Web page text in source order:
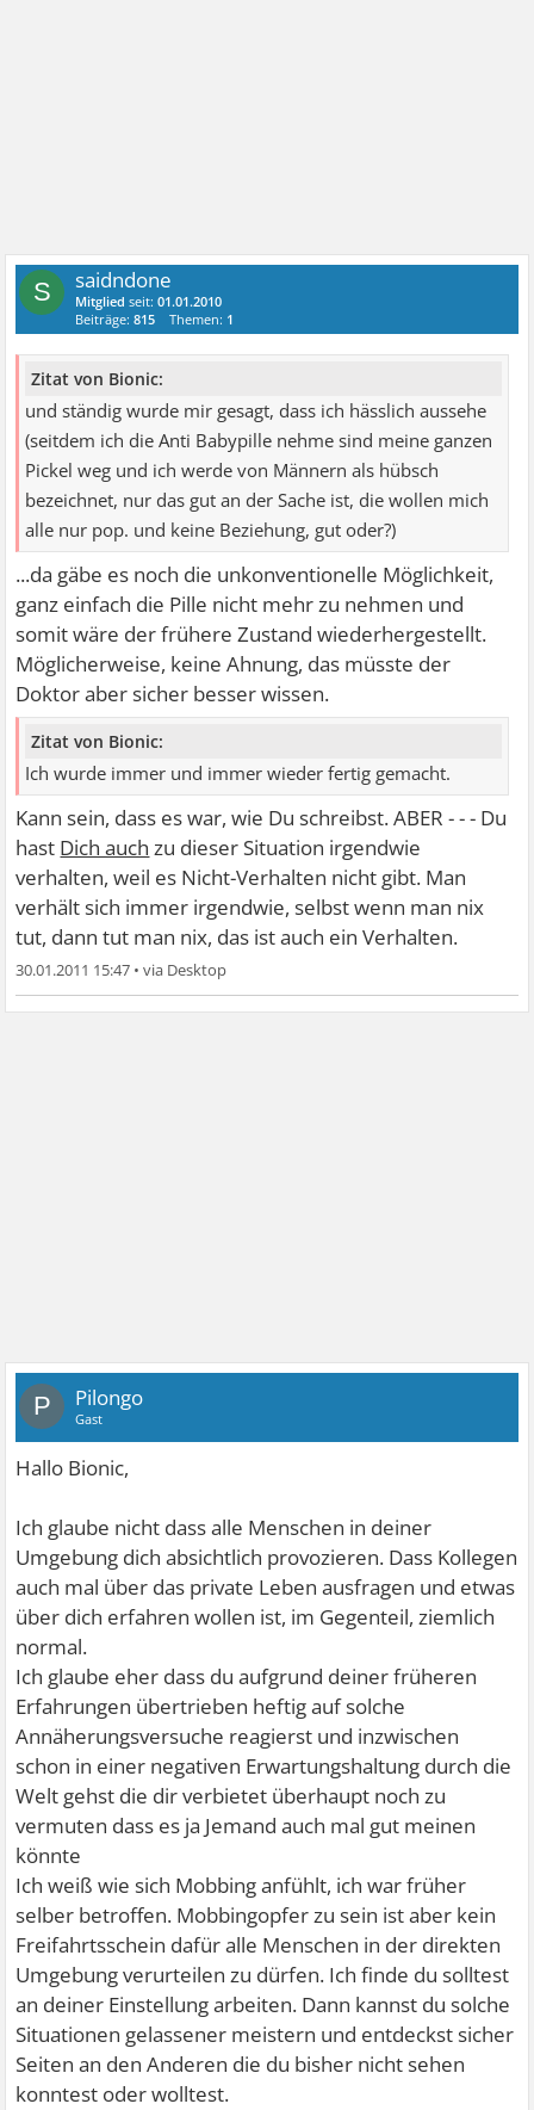
S saidndone
Mitglied seit:01.01.2010
Beiträge:815 Themen: 1
Zitat von Bionic:
und ständig wurde mir gesagt, dass ich hässlich aussehe
(seitdem ich die Anti Babypille nehme sind meine ganzen
Pickel weg und ich werde von Männern als hübsch
bezeichnet, nur das gut an der Sache ist, die wollen mich
alle nur pop. und keine Beziehung, gut oder?)
...da gäbe es noch die unkonventionelle Möglichkeit,
ganz einfach die Pille nicht mehr zu nehmen und
somit wäre der frühere Zustand wiederhergestellt.
Möglicherweise, keine Ahnung, das müsste der
Doktor aber sicher besser wissen.
Zitat von Bionic:
Ich wurde immer und immer wieder fertig gemacht.
Kann sein, dass es war, wie Du schreibst. ABER - - - Du
hast Dich auch zu dieser Situation irgendwie
verhalten, weil es Nicht-Verhalten nicht gibt. Man
verhält sich immer irgendwie, selbst wenn man nix
tut, dann tut man nix, das ist auch ein Verhalten.
30.01.2011 15:47 •
P Pilongo
Gast
Hallo Bionic,
Ich glaube nicht dass alle Menschen in deiner
Umgebung dich absichtlich provozieren. Dass Kollegen
auch mal über das private Leben ausfragen und etwas
über dich erfahren wollen ist, im Gegenteil, ziemlich
normal.
Ich glaube eher dass du aufgrund deiner früheren
Erfahrungen übertrieben heftig auf solche
Annäherungsversuche reagierst und inzwischen
schon in einer negativen Erwartungshaltung durch die
Welt gehst die dir verbietet überhaupt noch zu
vermuten dass es ja Jemand auch mal gut meinen
könnte
Ich weiß wie sich Mobbing anfühlt, ich war früher
selber betroffen. Mobbingopfer zu sein ist aber kein
Freifahrtsschein dafür alle Menschen in der direkten
Umgebung verurteilen zu dürfen. Ich finde du solltest
an deiner Einstellung arbeiten. Dann kannst du solche
Situationen gelassener meistern und entdeckst sicher
Seiten an den Anderen die du bisher nicht sehen
konntest oder wolltest.